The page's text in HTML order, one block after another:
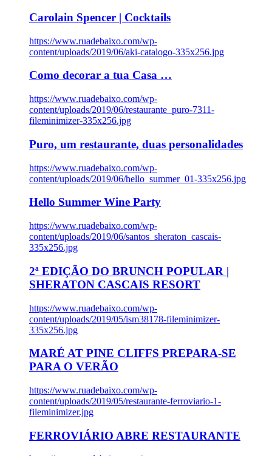
Carolain Spencer | Cocktails
https://www.ruadebaixo.com/wp-
content/uploads/2019/06/aki-catalogo-335x256.jpg
Como decorar a tua Casa …
https://www.ruadebaixo.com/wp-
content/uploads/2019/06/restaurante_puro-7311-
fileminimizer-335x256.jpg
Puro, um restaurante, duas personalidades
https://www.ruadebaixo.com/wp-
content/uploads/2019/06/hello_summer_01-335x256.jpg
Hello Summer Wine Party
https://www.ruadebaixo.com/wp-
content/uploads/2019/06/santos_sheraton_cascais-
335x256.jpg
2ª EDIÇÃO DO BRUNCH POPULAR |
SHERATON CASCAIS RESORT
https://www.ruadebaixo.com/wp-
content/uploads/2019/05/ism38178-fileminimizer-
335x256.jpg
MARÉ AT PINE CLIFFS PREPARA-SE
PARA O VERÃO
https://www.ruadebaixo.com/wp-
content/uploads/2019/05/restaurante-ferroviario-1-
fileminimizer.jpg
FERROVIÁRIO ABRE RESTAURANTE